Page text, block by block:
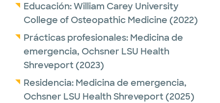
Educación:William Carey University
College of Osteopathic Medicine (2022)
Prácticas profesionales: Medicina de
emergencia, Ochsner LSU Health
Shreveport(2023)
Residencia: Medicina de emergencia,
Ochsner LSU Health Shreveport(2025)